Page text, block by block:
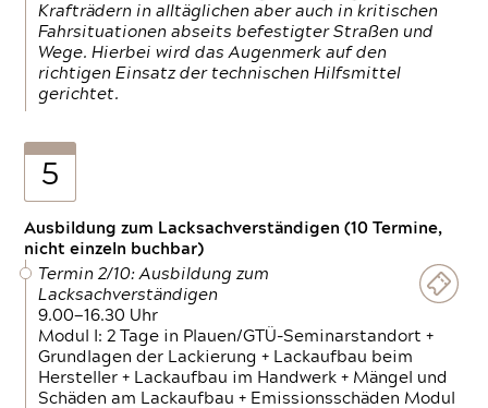
Krafträdern in alltäglichen aber auch in kritischen
Fahrsituationen abseits befestigter Straßen und
Wege. Hierbei wird das Augenmerk auf den
richtigen Einsatz der technischen Hilfsmittel
gerichtet.
5
Ausbildung zum Lacksachverständigen (10 Termine,
nicht einzeln buchbar)
Termin 2/10: Ausbildung zum
Lacksachverständigen
9.00—16.30 Uhr
Modul I: 2 Tage in Plauen/GTÜ-Seminarstandort +
Grundlagen der Lackierung + Lackaufbau beim
Hersteller + Lackaufbau im Handwerk + Mängel und
Schäden am Lackaufbau + Emissionsschäden Modul